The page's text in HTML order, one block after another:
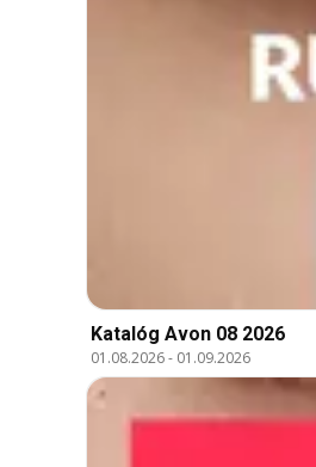
Katalóg Avon 08 2026
01.08.2026- 01.09.2026